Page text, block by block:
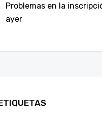
Problemas en la
ayer